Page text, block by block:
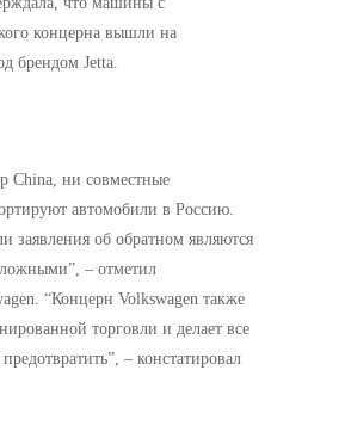
концерна вышли на
брендом Jetta.
China, ни совместные
автомобили в Россию.
заявления об обратном являются
– отметил
“Концерн Volkswagen также
торговли и делает все
– констатировал